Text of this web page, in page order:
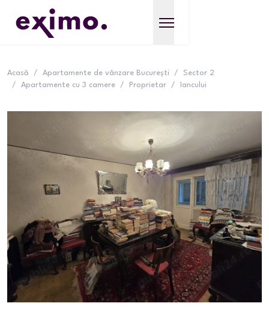
Acasă / Apartamente de vânzare București /
Sector 2
/
Apartamente cu 3 camere / Proprietar / Iancului